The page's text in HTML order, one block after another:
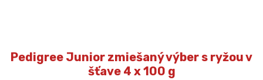
Pedigree Junior zmiešaný výber s ryžou v
šťave 4 x 100 g